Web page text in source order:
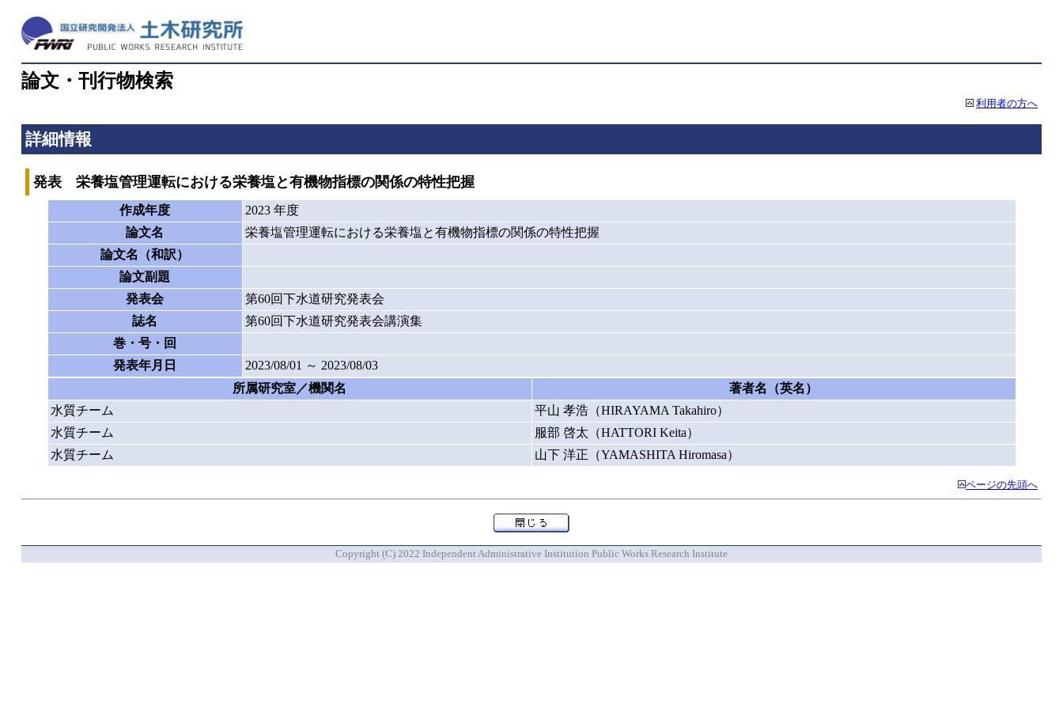
論文・刊行物検索
利用者の方へ
詳細情報
発表 栄養塩管理運転における栄養塩と有機物指標の関係の特性把握
作成年度
2023 年度
論文名
栄養塩管理運転における栄養塩と有機物指標の関係の特性把握
論文名（和訳）
論文副題
発表会
第60回下水道研究発表会
誌名
第60回下水道研究発表会講演集
巻・号・回
発表年月日
2023/08/01 ～ 2023/08/03
所属研究室／機関名
著者名（英名）
水質チーム
平山 孝浩（HIRAYAMA Takahiro）
水質チーム
服部 啓太（HATTORI Keita）
水質チーム
山下 洋正（YAMASHITA Hiromasa）
ページの先頭へ
Copyright (C) 2022 Independent Administrative Institution Public Works Research Institute